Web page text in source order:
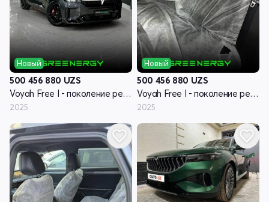
Новый
500 456 880 UZS
Voyah Free I - поколение рестайлинг
2025
Новый
500 456 880 UZS
Voyah Free I - поколение рестайлинг
2025